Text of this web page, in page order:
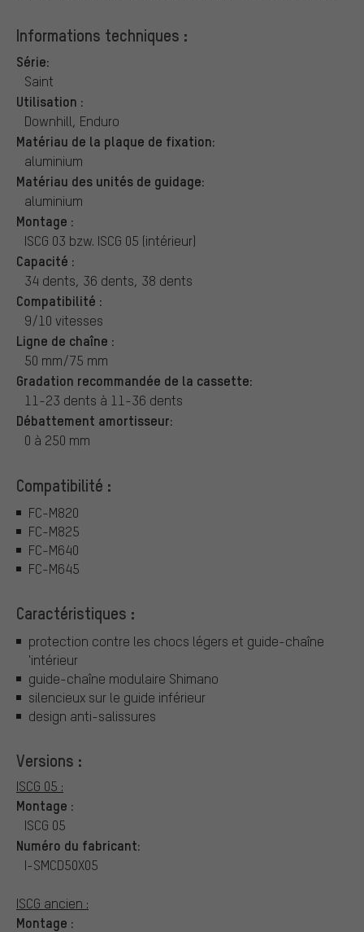
Informations techniques :
Série:
Saint
Utilisation :
Downhill, Enduro
Matériau de la plaque de fixation:
aluminium
Matériau des unités de guidage:
aluminium
Montage :
ISCG 03 bzw. ISCG 05 (intérieur)
Capacité :
34 dents, 36 dents, 38 dents
Compatibilité :
9/10 vitesses
Ligne de chaîne :
50 mm/75 mm
Gradation recommandée de la cassette:
11-23 dents à 11-36 dents
Débattement amortisseur:
0 à 250 mm
Compatibilité :
FC-M820
FC-M825
FC-M640
FC-M645
Caractéristiques :
protection contre les chocs légers et guide-chaîne
'intérieur
guide-chaîne modulaire Shimano
silencieux sur le guide inférieur
design anti-salissures
Versions :
ISCG 05 :
Montage :
ISCG 05
Numéro du fabricant:
I-SMCD50X05
ISCG ancien :
Montage :